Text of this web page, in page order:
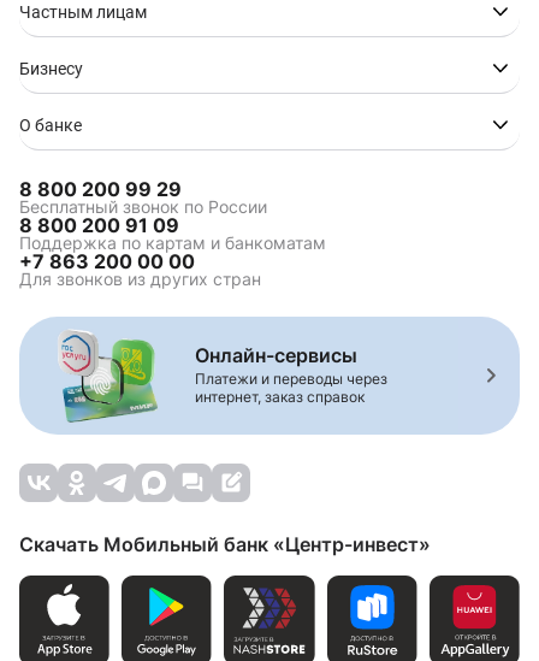
Частным лицам
Бизнесу
О банке
8 800 200 99 29
Бесплатный звонок по России
8 800 200 91 09
Поддержка по картам и банкоматам
+7 863 200 00 00
Для звонков из других стран
Онлайн-сервисы
Платежи и переводы через
интернет, заказ справок
Скачать Мобильный банк «Центр-инвест»